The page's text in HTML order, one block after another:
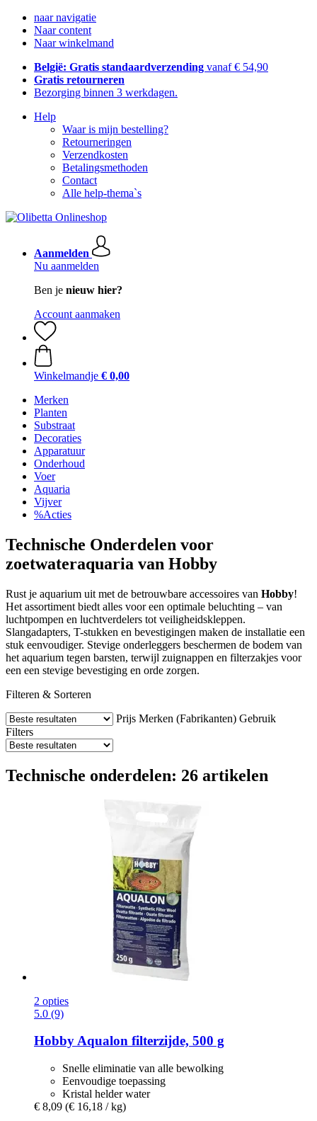
naar navigatie
Naar content
Naar winkelmand
België: Gratis standaardverzending vanaf € 54,90
Gratis retourneren
Bezorging binnen 3 werkdagen.
Help
Waar is mijn bestelling?
Retourneringen
Verzendkosten
Betalingsmethoden
Contact
Alle help-thema`s
Aanmelden
Nu aanmelden
Ben je nieuw hier?
Account aanmaken
Winkelmandje € 0,00
Merken
Planten
Substraat
Decoraties
Apparatuur
Onderhoud
Voer
Aquaria
Vijver
%Acties
Technische Onderdelen voor
zoetwateraquaria van Hobby
Rust je aquarium uit met de betrouwbare accessoires van Hobby!
Het assortiment biedt alles voor een optimale beluchting – van
luchtpompen en luchtverdelers tot veiligheidskleppen.
Slangadapters, T-stukken en bevestigingen maken de installatie een
stuk eenvoudiger. Stevige onderleggers beschermen de bodem van
het aquarium tegen barsten, terwijl zuignappen en filterzakjes voor
een een stevige bevestiging en orde zorgen.
Filteren & Sorteren
Prijs Merken (Fabrikanten) Gebruik
Filters
Technische onderdelen: 26 artikelen
2 opties
5.0 (9)
HobbyAqualon filterzijde, 500 g
Snelle eliminatie van alle bewolking
Eenvoudige toepassing
Kristal helder water
€ 8,09 (€ 16,18 / kg)